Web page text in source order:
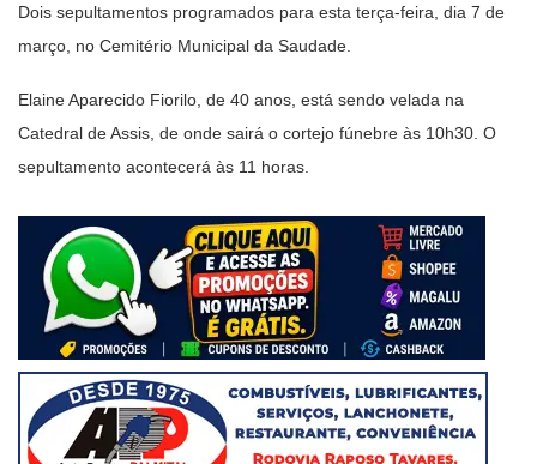
Dois sepultamentos programados para esta terça-feira, dia 7 de
março, no Cemitério Municipal da Saudade.
Elaine Aparecido Fiorilo, de 40 anos, está sendo velada na
Catedral de Assis, de onde sairá o cortejo fúnebre às 10h30. O
sepultamento acontecerá às 11 horas.